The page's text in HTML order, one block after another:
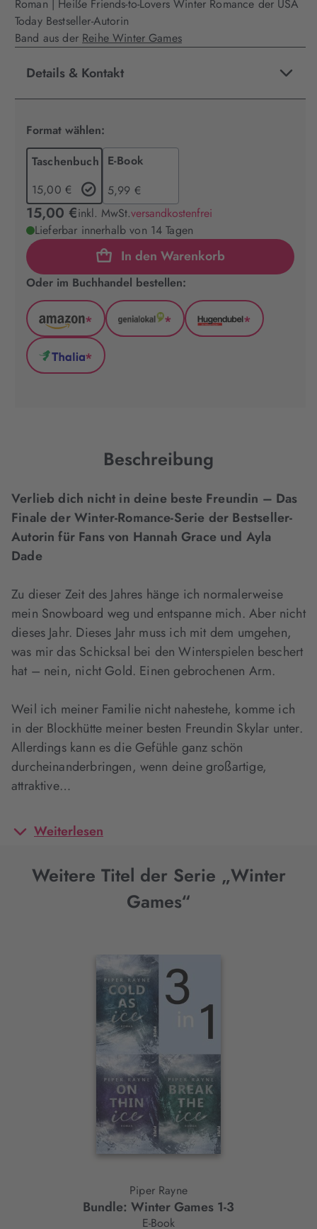
Roman | Heiße Friends-to-Lovers Winter Romance der USA
Today Bestseller-Autorin
Band aus der Reihe Winter Games
Details & Kontakt
Format wählen:
Taschenbuch
15,00 €
E-Book
5,99 €
15,00 €inkl. MwSt.versandkostenfrei
Lieferbar innerhalb von 14 Tagen
In den Warenkorb
Oder im Buchhandel bestellen:
Amazon
(wird
in
neuem
*
GenialLokal
*
Hugendubel
*
Thalia
*
Beschreibung
Verlieb dich nicht in deine beste Freundin – Das
Finale der Winter-Romance-Serie der Bestseller-
Autorin für Fans von Hannah Grace und Ayla
Dade
Zu dieser Zeit des Jahres hänge ich normalerweise
mein Snowboard weg und entspanne mich. Aber nicht
dieses Jahr. Dieses Jahr muss ich mit dem umgehen,
was mir das Schicksal bei den Winterspielen beschert
hat – nein, nicht Gold. Einen gebrochenen Arm.
Weil ich meiner Familie nicht nahestehe, komme ich
in der Blockhütte meiner besten Freundin Skylar unter.
Allerdings kann es die Gefühle ganz schön
durcheinanderbringen, wenn deine großartige,
attraktive…
Weiterlesen
Weitere Titel der Serie „Winter
Games“
Interaktives
Piper Rayne
Bundle: Winter Games 1-3
E-Book